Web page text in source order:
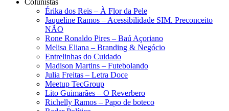
Érika dos Reis​ – À Flor da Pele
Jaqueline Ramos – Acessibilidade SIM. Preconceito
NÃO
Rone Ronaldo Pires – Baú Açoriano
Melisa Eliana – Branding & Negócio
Entrelinhas do Cuidado
Madison Martins – Futebolando
Julia Freitas​ – Letra Doce
Meetup TecGroup
Lito Guimarães – O Reverbero
Richelly Ramos​ – Papo de boteco